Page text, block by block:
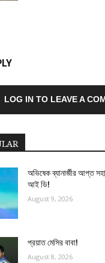
LOG IN TO LEAVE A
অভিষেক ব্যানার্জীর আপ্ত
আই ডি!
August 9, 2026
প্রয়াত মেসির বাবা!
August 8, 2026